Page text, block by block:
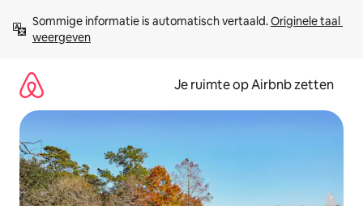
direct
naar
Sommige informatie is automatisch vertaald. Originele taal
weergeven
Je ruimte op Airbnb zetten